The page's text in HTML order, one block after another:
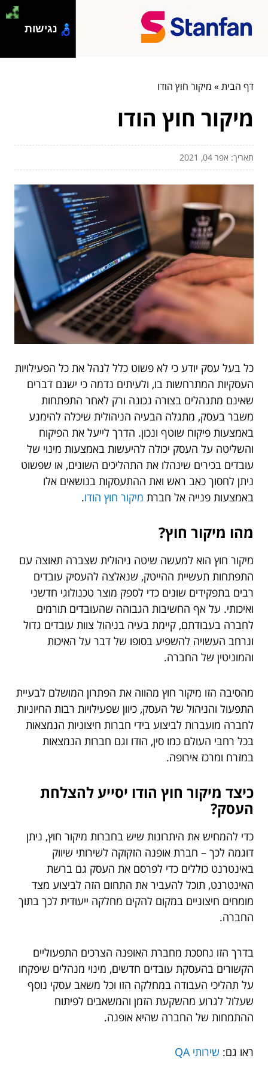
דף הבית» מיקור חוץ הודו
מיקור חוץ הודו
תאריך: אפר 04, 2021
כל בעל עסק יודע כי לא פשוט כלל לנהל את כל הפעילויות
העסקיות המתרחשות בו, ולעיתים נדמה כי ישנם דברים
שאינם מתנהלים בצורה נכונה ורק לאחר התפתחות
משבר בעסק, מתגלה הבעיה הניהולית שיכלה להימנע
באמצעות פיקוח שוטף ונכון. הדרך לייעל את הפיקוח
והשליטה על העסק יכולה להיעשות באמצעות מינוי של
עובדים בכירים שינהלו את התהליכים השונים, או שפשוט
ניתן לחסוך כאב ראש ואת ההתעסקות בנושאים אלו
באמצעות פנייה אל חברת מיקור חוץ הודו.
מהו מיקור חוץ?
מיקור חוץ הוא למעשה שיטה ניהולית שצברה תאוצה עם
התפתחות תעשיית ההייטק, שנאלצה להעסיק עובדים
רבים בתפקידים שונים כדי לספק מוצר טכנולוגי חדשני
ואיכותי. על אף החשיבות הגבוהה שהעובדים תורמים
לחברה בעבודתם, קיימת בעיה בניהול צוות עובדים גדול
ונרחב העשויה להשפיע בסופו של דבר על האיכות
והמוניטין של החברה.
מהסיבה הזו מיקור חוץ מהווה את הפתרון המושלם לבעיית
התפעול והניהול של העסק, כיוון שפעילויות רבות החיוניות
לחברה מועברות לביצוע בידי חברות חיצוניות הנמצאות
בכל רחבי העולם כמו סין, הודו וגם חברות הנמצאות
במזרח ומרכז אירופה.
כיצד מיקור חוץ הודו יסייע להצלחת
העסק?
כדי להמחיש את היתרונות שיש בחברות מיקור חוץ, ניתן
דוגמה לכך – חברת אופנה הזקוקה לשירותי שיווק
באינטרנט כוללים כדי לפרסם את העסק גם ברשת
האינטרנט, תוכל להעביר את התחום הזה לביצוע מצד
מומחים חיצוניים במקום להקים מחלקה ייעודית לכך בתוך
החברה.
בדרך הזו נחסכת מחברת האופנה הצרכים התפעוליים
הקשורים בהעסקת עובדים חדשים, מינוי מנהלים שיפקחו
על תהליכי העבודה במחלקה הזו וכל משאב עסקי נוסף
שעלול לגרוע מהשקעת הזמן והמשאבים לפיתוח
ההתמחות של החברה שהיא אופנה.
ראו גם: שירותי QA
נגישות